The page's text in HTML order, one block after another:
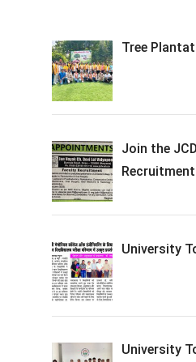
Tree
Join the
Recruitment
University
University